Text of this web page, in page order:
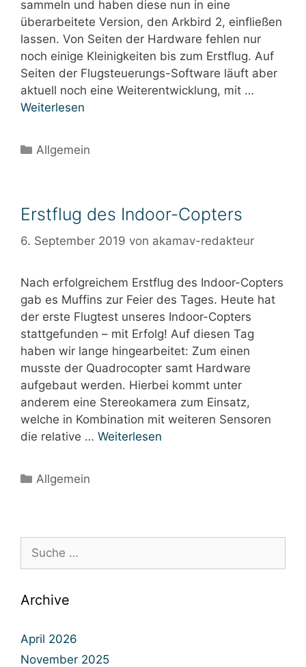
sammeln und haben diese nun in eine
überarbeitete Version, den Arkbird 2, einfließen
lassen. Von Seiten der Hardware fehlen nur
noch einige Kleinigkeiten bis zum Erstflug. Auf
Seiten der Flugsteuerungs-Software läuft aber
aktuell noch eine Weiterentwicklung, mit …
Weiterlesen
Kategorien
Allgemein
Erstflug des Indoor-Copters
6. September 2019 von akamav-redakteur
Nach erfolgreichem Erstflug des Indoor-Copters
gab es Muffins zur Feier des Tages. Heute hat
der erste Flugtest unseres Indoor-Copters
stattgefunden – mit Erfolg! Auf diesen Tag
haben wir lange hingearbeitet: Zum einen
musste der Quadrocopter samt Hardware
aufgebaut werden. Hierbei kommt unter
anderem eine Stereokamera zum Einsatz,
welche in Kombination mit weiteren Sensoren
die relative … Weiterlesen
Kategorien
Allgemein
nach:
Archive
April 2026
November 2025